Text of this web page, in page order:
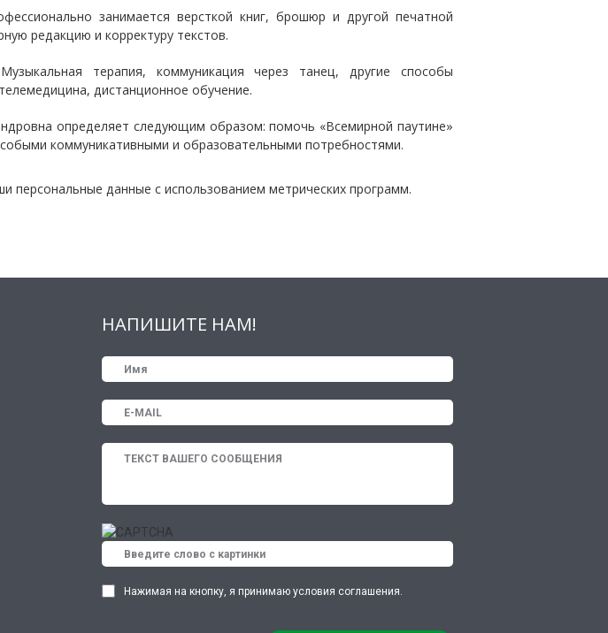
занимается версткой книг, брошюр и другой печатной
редакцию и корректуру текстов.
терапия, коммуникация через танец, другие способы
дистанционное обучение.
определяет следующим образом: помочь «Всемирной паутине»
коммуникативными и образовательными потребностями.
данные с использованием метрических программ.
НАПИШИТЕ НАМ!
Нажимая на кнопку, я принимаю условия соглашения.